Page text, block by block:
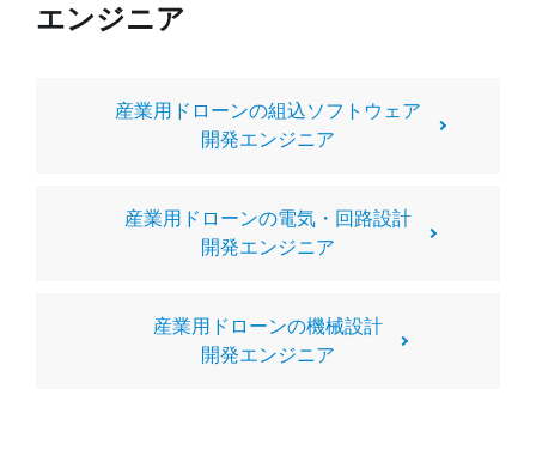
エンジニア
産業用ドローンの組込ソフトウェア
開発エンジニア
産業用ドローンの電気・回路設計
開発エンジニア
産業用ドローンの機械設計
開発エンジニア